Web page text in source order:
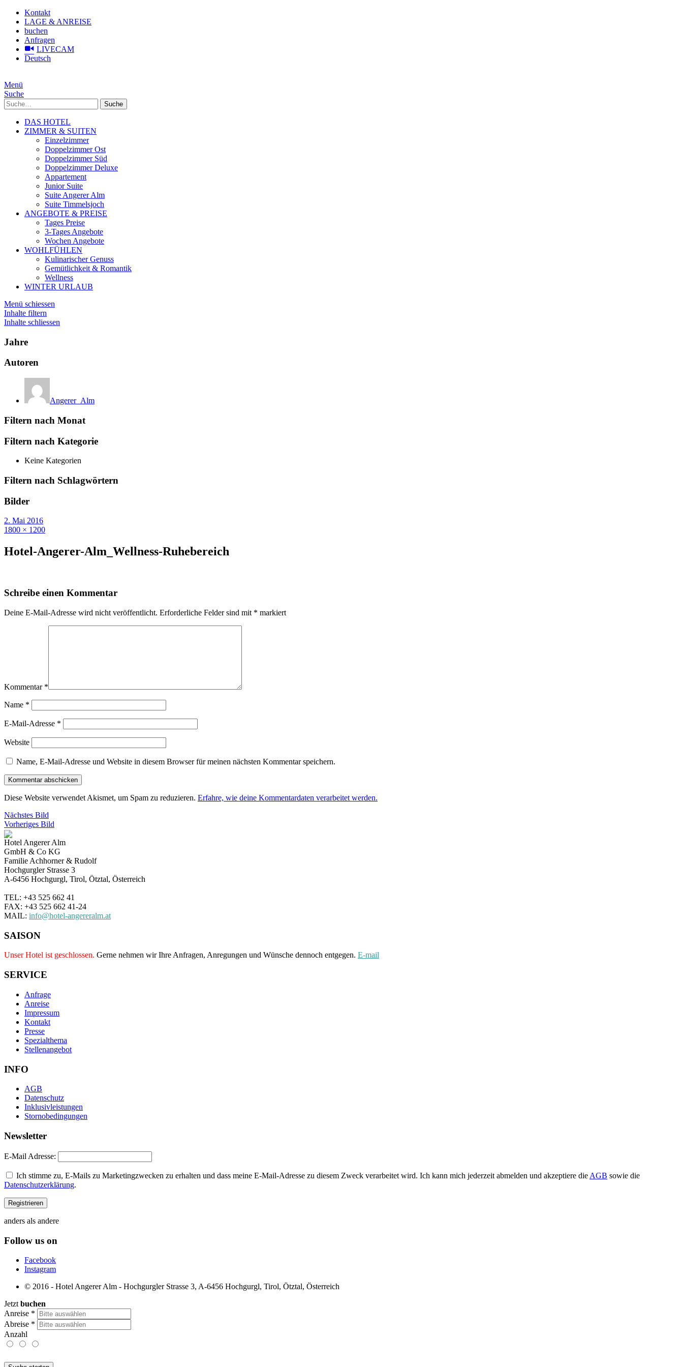
Kontakt
LAGE & ANREISE
buchen
Anfragen
LIVECAM
Deutsch
Menü
Suche
Suche
DAS HOTEL
ZIMMER & SUITEN
Einzelzimmer
Doppelzimmer Ost
Doppelzimmer Süd
Doppelzimmer Deluxe
Appartement
Junior Suite
Suite Angerer Alm
Suite Timmelsjoch
ANGEBOTE & PREISE
Tages Preise
3-Tages Angebote
Wochen Angebote
WOHLFÜHLEN
Kulinarischer Genuss
Gemütlichkeit & Romantik
Wellness
WINTER URLAUB
Menü schiessen
Inhalte filtern
Inhalte schliessen
Jahre
Autoren
Angerer_Alm
Filtern nach Monat
Filtern nach Kategorie
Keine Kategorien
Filtern nach Schlagwörtern
Bilder
2. Mai 2016
1800 × 1200
Hotel-Angerer-Alm_Wellness-Ruhebereich
Schreibe einen Kommentar
Deine E-Mail-Adresse wird nicht veröffentlicht. Erforderliche Felder sind mit * markiert
Kommentar *
Name *
E-Mail-Adresse *
Website
Name, E-Mail-Adresse und Website in diesem Browser für meinen nächsten Kommentar speichern.
Diese Website verwendet Akismet, um Spam zu reduzieren. Erfahre, wie deine Kommentardaten verarbeitet werden.
Nächstes Bild
Vorheriges Bild
Hotel Angerer Alm
GmbH & Co KG
Familie Achhorner & Rudolf
Hochgurgler Strasse 3
A-6456 Hochgurgl, Tirol, Ötztal, Österreich
TEL: +43 525 662 41
FAX: +43 525 662 41-24
MAIL: info@hotel-angereralm.at
SAISON
Unser Hotel ist geschlossen. Gerne nehmen wir Ihre Anfragen, Anregungen und Wünsche dennoch entgegen. E-mail
SERVICE
Anfrage
Anreise
Impressum
Kontakt
Presse
Spezialthema
Stellenangebot
INFO
AGB
Datenschutz
Inklusivleistungen
Stornobedingungen
Newsletter
E-Mail Adresse:
Ich stimme zu, E-Mails zu Marketingzwecken zu erhalten und dass meine E-Mail-Adresse zu diesem Zweck verarbeitet wird. Ich kann mich jederzeit abmelden und akzeptiere die AGB sowie die
Datenschutzerklärung.
anders als andere
Follow us on
Facebook
Instagram
© 2016 - Hotel Angerer Alm - Hochgurgler Strasse 3, A-6456 Hochgurgl, Tirol, Ötztal, Österreich
Jetzt buchen
Anreise *
Abreise *
Anzahl